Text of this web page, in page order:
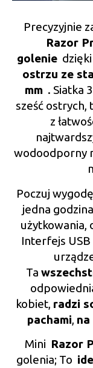
Precyzyjnie
Razor
goleniedzięki
ostrzu ze
mm. Siatka
sześć
z
wodoodporny
Poczuj
jedna
użytkowania,
Interfejs USB
Ta
kobiet, radzi
pachami,
Mini Razor
golenia; To